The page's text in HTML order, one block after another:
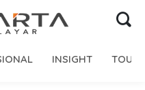
INSIGHT